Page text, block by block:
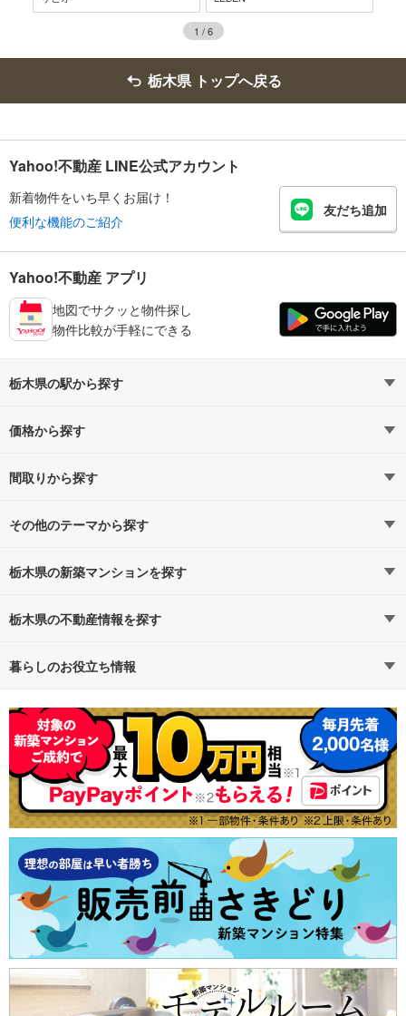
1 /6
栃木県 トップへ戻る
Yahoo!不動産 LINE公式アカウント
新着物件をいち早くお届け！
便利な機能のご紹介
友だち追加
Yahoo!不動産 アプリ
地図でサクッと物件探し
物件比較が手軽にできる
栃木県の駅から探す
烏山線
烏山線すべての駅
宇都宮（6）
東北本線
東北本線すべての駅（7）
自治医大（1）
東武宇都宮線
東武宇都宮線すべての駅 （5）
東武宇都宮（5）
宇都宮ライトレール
宇都宮ライトレールすべての駅（6）
駅東公園前（1）
価格から探す
4,000万円以下（4）
6,000万円以下（8）
8,000万円以下（8）
間取りから探す
1LDK（0）
3LDK（9）
その他のテーマから探す
駅近・駅徒歩5分以内
即入居可能
一人暮らし、DINKS
広さ100m²以上
駐車場100％完備
エコマンション
南向きのマンション
小さい子供がいても安心
子育てにやさしい環境
ショッピングセンター至近
栃木県の新築マンションを探す
路線・駅から探す
通勤時間から探す
不動産会社から探す 地図から探す
特集から探す テーマから探す
ランキングから探す 購入者の声から探す
栃木県の不動産情報を探す
不動産・住宅
新築マンション 中古マンション
新築一戸建て 中古一戸建て
注文住宅 土地
売却査定
暮らしのお役立ち情報
マンションカタログ 教えて！住まいの先生